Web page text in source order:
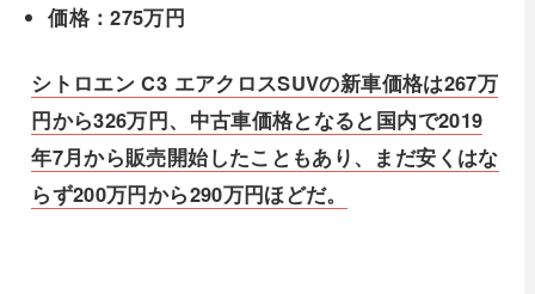
価格：275万円
シトロエン C3 エアクロスSUVの新車価格は267万
円から326万円、中古車価格となると国内で2019
年7月から販売開始したこともあり、まだ安くはな
らず200万円から290万円ほどだ。